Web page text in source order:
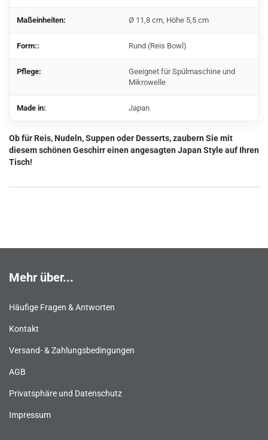
Maßeinheiten: Ø 11,8 cm, Höhe 5,5 cm
Form:: Rund (Reis Bowl)
Pflege:
Geeignet für Spülmaschine und
Mikrowelle
Made in: Japan
Ob für Reis, Nudeln, Suppen oder Desserts, zaubern Sie mit
diesem schönen Geschirr einen angesagten Japan Style auf Ihren
Tisch!
Mehr über...
Häufige Fragen & Antworten
Kontakt
Versand- & Zahlungsbedingungen
AGB
Privatsphäre und Datenschutz
Impressum